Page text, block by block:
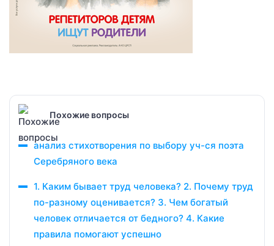
Похожие вопросы
анализ стихотворения по выбору уч-ся поэта
Серебряного века
1. Каким бывает труд человека? 2. Почему труд
по-разному оценивается? 3. Чем богатый
человек отличается от бедного? 4. Какие
правила помогают успешно